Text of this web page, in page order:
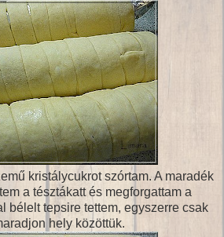
kristálycukrot szórtam. A maradék
a tésztákatt és megforgattam a
bélelt tepsire tettem, egyszerre csak
hely közöttük.